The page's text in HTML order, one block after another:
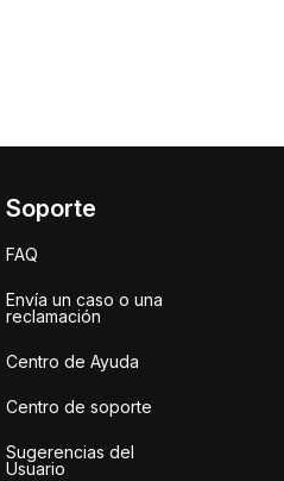
Soporte
FAQ
Envía un caso o una
reclamación
Centro de Ayuda
Centro de soporte
Sugerencias del
Usuario